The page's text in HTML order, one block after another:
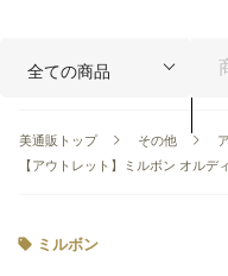
美通販トップ その他
【アウトレット】ミルボン オル
ミルボン